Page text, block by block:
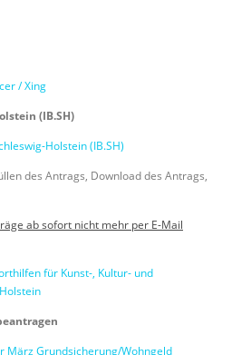
/ Xing
(IB.SH)
Holstein (IB.SH)
des Antrags, Download des Antrags,
ab sofort nicht mehr per E-Mail
für Kunst-, Kultur- und
März Grundsicherung/Wohngeld